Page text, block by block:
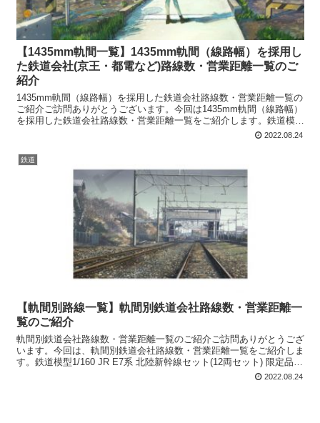
【1435mm軌間一覧】1435mm軌間（線路幅）を採用し
た鉄道会社(京王・都電など)路線数・営業距離一覧のご
紹介
1435mm軌間（線路幅）を採用した鉄道会社路線数・営業距離一覧の
ご紹介ご訪問ありがとうございます。今回は1435mm軌間（線路幅）
を採用した鉄道会社路線数・営業距離一覧をご紹介します。鉄道模型
2022.08.24
鉄道
【軌間別路線一覧】軌間別鉄道会社路線数・営業距離一
覧のご紹介
軌間別鉄道会社路線数・営業距離一覧のご紹介ご訪問ありがとうござ
います。今回は、軌間別鉄道会社路線数・営業距離一覧をご紹介しま
す。鉄道模型1/160 JR E7系 北陸新幹線セット(12両セット) 限定品
2022.08.24